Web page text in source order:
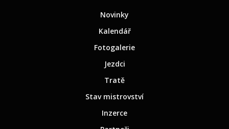
Novinky
Kalendář
Fotogalerie
Jezdci
Tratě
Stav mistrovství
Inzerce